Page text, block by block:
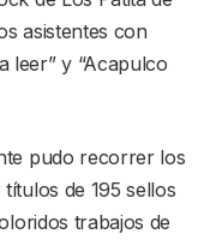
asistentes con
leer” y “Acapulco
pudo recorrer los
de 195 sellos
trabajos de